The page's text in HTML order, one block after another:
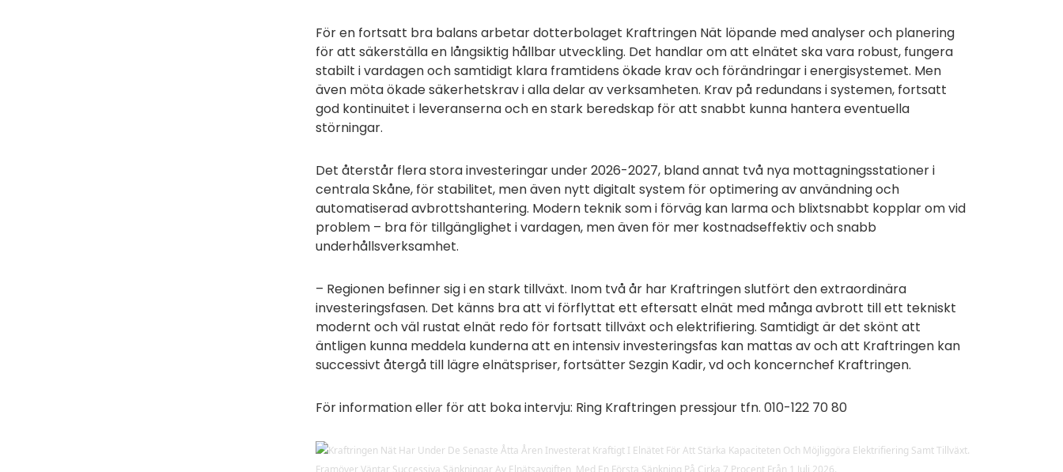
För en fortsatt bra balans arbetar dotterbolaget Kraftringen Nät löpande med analyser och planering
för att säkerställa en långsiktig hållbar utveckling. Det handlar om att elnätet ska vara robust, fungera
stabilt i vardagen och samtidigt klara framtidens ökade krav och förändringar i energisystemet. Men
även möta ökade säkerhetskrav i alla delar av verksamheten. Krav på redundans i systemen, fortsatt
god kontinuitet i leveranserna och en stark beredskap för att snabbt kunna hantera eventuella
störningar.
Det återstår flera stora investeringar under 2026-2027, bland annat två nya mottagningsstationer i
centrala Skåne, för stabilitet, men även nytt digitalt system för optimering av användning och
automatiserad avbrottshantering. Modern teknik som i förväg kan larma och blixtsnabbt kopplar om vid
problem – bra för tillgänglighet i vardagen, men även för mer kostnadseffektiv och snabb
underhållsverksamhet.
– Regionen befinner sig i en stark tillväxt. Inom två år har Kraftringen slutfört den extraordinära
investeringsfasen. Det känns bra att vi förflyttat ett eftersatt elnät med många avbrott till ett tekniskt
modernt och väl rustat elnät redo för fortsatt tillväxt och elektrifiering. Samtidigt är det skönt att
äntligen kunna meddela kunderna att en intensiv investeringsfas kan mattas av och att Kraftringen kan
successivt återgå till lägre elnätspriser, fortsätter Sezgin Kadir, vd och koncernchef Kraftringen.
För information eller för att boka intervju: Ring Kraftringen pressjour tfn. 010-122 70 80